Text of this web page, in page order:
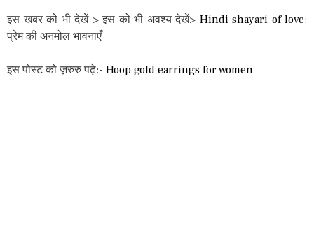
इस खबर को भी देखें > इस को भी अवश्य देखें> Hindi shayari of love:
प्रेम की अनमोल भावनाएँ
इस पोस्ट को ज़रुरु पढ़े:- Hoop gold earrings for women